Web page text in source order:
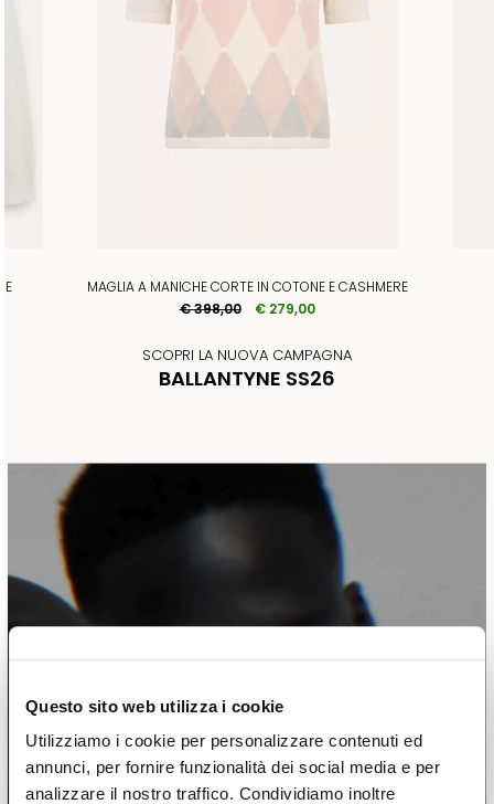
Questo sito web utilizza i cookie
Utilizziamo i cookie per personalizzare contenuti ed
annunci, per fornire funzionalità dei social media e per
analizzare il nostro traffico. Condividiamo inoltre
MAGLIA A MANICHE CORTE IN COTONE E CASHMERE
€ 398,00
€ 279,00
SCOPRI LA NUOVA CAMPAGNA
BALLANTYNE SS26